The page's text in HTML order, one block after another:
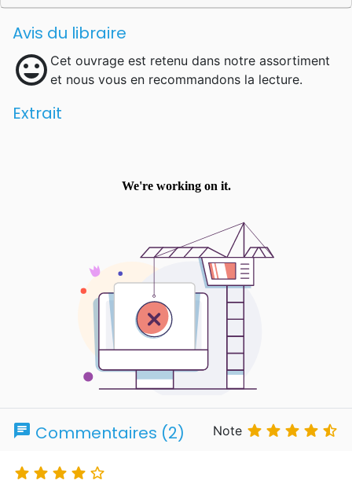
Avis du libraire
mood Cet ouvrage est retenu dans notre assortiment
et nous vous en recommandons la lecture.
Extrait
chat Commentaires (2) Note     
    